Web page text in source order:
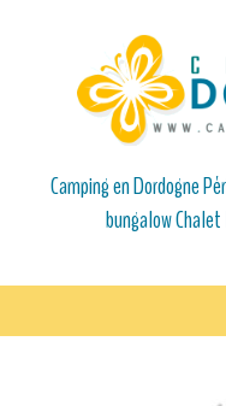
Camping en Dordogne
bungalow